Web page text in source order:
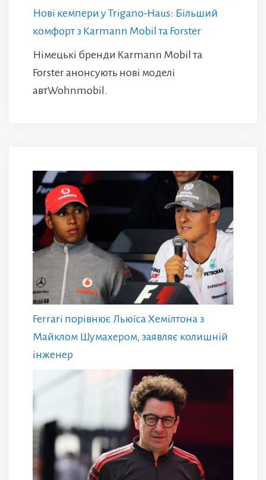
Нові кемпери у Trigano-Haus: Більший
комфорт з Karmann Mobil та Forster
Німецькі бренди Karmann Mobil та
Forster анонсують нові моделі
автWohnmobil.
Ferrari порівнює Льюїса Хемілтона з
Майклом Шумахером, заявляє колишній
інженер